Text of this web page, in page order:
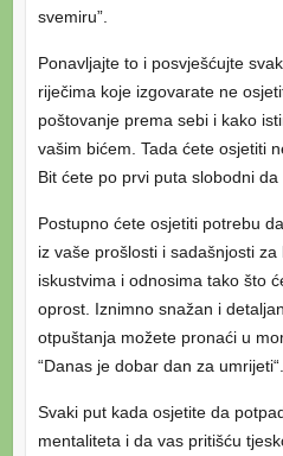
svemiru”.
Ponavljajte to i posvješćujte
riječima koje izgovarate ne
poštovanje prema sebi i kako
vašim bićem. Tada ćete osjetiti
Bit ćete po prvi puta slobodni da
Postupno ćete osjetiti potrebu
iz vaše prošlosti i sadašnjosti
iskustvima i odnosima tako što
oprost. Iznimno snažan i
otpuštanja možete pronaći u
“Danas je dobar dan za umrijeti“.
Svaki put kada osjetite da
mentaliteta i da vas pritišću